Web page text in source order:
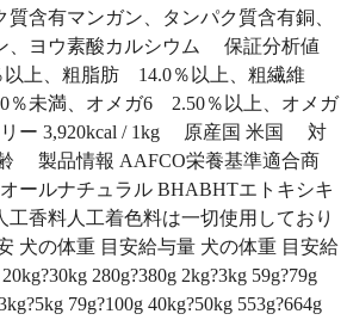
含有マンガン、タンパク質含有銅、
、ヨウ素酸カルシウム 保証分析値
上、粗脂肪 14.0％以上、粗繊維
％未満、オメガ6 2.50％以上、オメガ
ー 3,920kcal / 1kg 原産国 米国 対
製品情報 AAFCO栄養基準適合商
ルナチュラル BHABHTエトキシキ
工香料人工着色料は一切使用しており
犬の体重 目安給与量 犬の体重 目安給
280g?380g 2kg?3kg 59g?79g
79g?100g 40kg?50kg 553g?664g